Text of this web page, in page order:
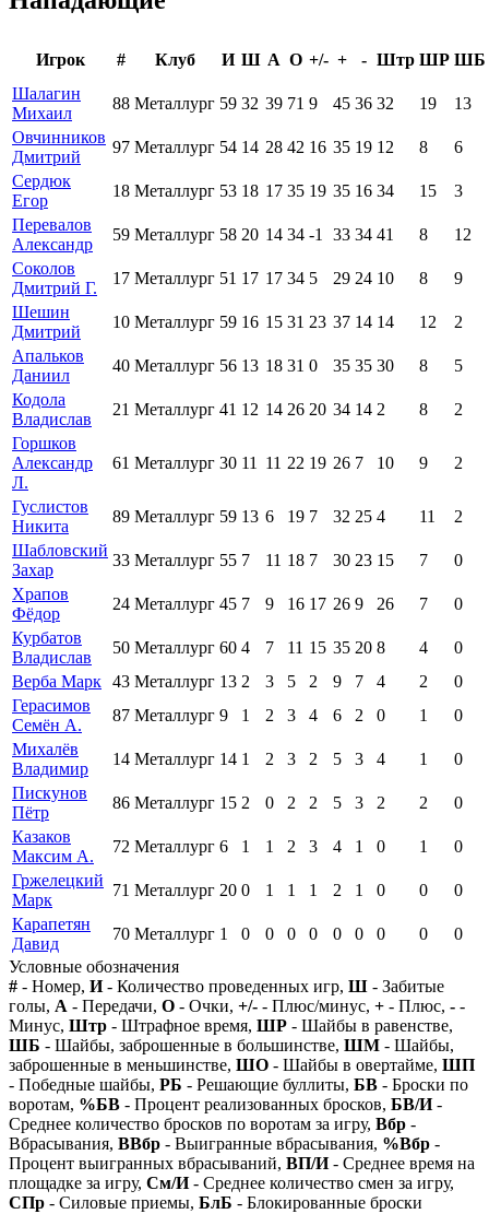
Игрок # Клуб И Ш А О +/- + - Штр ШР ШБ
Шалагин
Михаил
88 Металлург 59 32 39 71 9 45 36 32 19
13
Овчинников
Дмитрий
97 Металлург 54 14 28 42 16 35 19 12 8
6
Сердюк
Егор
18 Металлург 53 18 17 35 19 35 16 34 15
3
Перевалов
Александр
59 Металлург 58 20 14 34 -1 33 34 41 8
12
Соколов
Дмитрий Г.
17 Металлург 51 17 17 34 5 29 24 10 8
9
Шешин
Дмитрий
10 Металлург 59 16 15 31 23 37 14 14 12
2
Апальков
Даниил
40 Металлург 56 13 18 31 0 35 35 30 8
5
Кодола
Владислав
21 Металлург 41 12 14 26 20 34 14 2 8
2
Горшков
Александр
Л.
61 Металлург 30 11 11 22 19 26 7 10 9 2
Гуслистов
Никита
89 Металлург 59 13 6 19 7 32 25 4 11
2
Шабловский
Захар
33 Металлург 55 7 11 18 7 30 23 15 7
0
Храпов
Фёдор
24 Металлург 45 7 9 16 17 26 9 26 7
0
Курбатов
Владислав
50 Металлург 60 4 7 11 15 35 20 8 4
0
Верба Марк 43 Металлург 13 2 3 5 2 9 7 4 2
0
Герасимов
Семён А.
87 Металлург 9 1 2 3 4 6 2 0 1
0
Михалёв
Владимир
14 Металлург 14 1 2 3 2 5 3 4 1
0
Пискунов
Пётр
86 Металлург 15 2 0 2 2 5 3 2 2
0
Казаков
Максим А.
72 Металлург 6 1 1 2 3 4 1 0 1
0
Гржелецкий
Марк
71 Металлург 20 0 1 1 1 2 1 0 0
0
Карапетян
Давид
70 Металлург 1 0 0 0 0 0 0 0 0
0
Условные обозначения
# - Номер, И- Количество проведенных игр, Ш - Забитые
голы, А - Передачи, О - Очки, +/- - Плюс/минус, + - Плюс, - -
Минус, Штр - Штрафное время, ШР - Шайбы в равенстве,
ШБ - Шайбы, заброшенные в большинстве, ШМ - Шайбы,
заброшенные в меньшинстве, ШО - Шайбы в овертайме, ШП
- Победные шайбы, РБ - Решающие буллиты, БВ - Броски по
воротам, %БВ - Процент реализованных бросков, БВ/И-
Среднее количество бросков по воротам за игру, Вбр -
Вбрасывания, ВВбр - Выигранные вбрасывания, %Вбр -
Процент выигранных вбрасываний, ВП/И- Среднее время на
площадке за игру, См/И- Среднее количество смен за игру,
СПр - Силовые приемы, БлБ - Блокированные броски